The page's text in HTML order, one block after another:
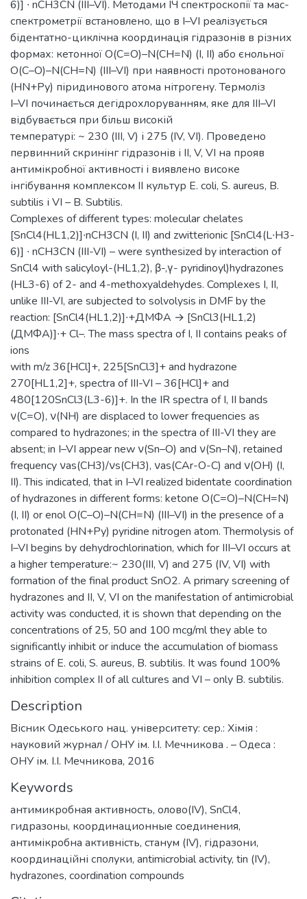
6)] ∙ nCH3CN (III–VI). Методами ІЧ спектроскопії та мас-
спектрометрії встановлено, що в I–VI реалізується
бідентатно-циклічна координація гідразонів в різних
формах: кетонної О(С=О)–N(CH=N) (I, II) або єнольної
О(С–О)–N(CH=N) (III–VI) при наявності протонованого
(HN+Ру) піридинового атома нітрогену. Термоліз
I–VI починається дегідрохлоруванням, яке для III–VI
відбувається при більш високій
температурі: ~ 230 (III, V) і 275 (IV, VI). Проведено
первинний скринінг гідразонів і II, V, VI на прояв
антимікробної активності і виявлено високе
інгібування комплексом II культур E. coli, S. аureus, B.
subtilis і VI – B. Subtilis.
Complexes of different types: molecular chelates
[SnCl4(HL1,2)]∙nCH3CN (I, II) and zwitterionic [SnCl4(L∙H3-
6)] ∙ nCH3CN (III-VI) – were synthesized by interaction of
SnCl4 with salicyloyl-(HL1,2), β-,γ- pyridinoyl)hydrazones
(НL3-6) of 2- and 4-methoxyaldehydes. Complexes I, II,
unlike III-VI, are subjected to solvolysis in DMF by the
reaction: [SnCl4(HL1,2)]∙+ДМФА → [SnCl3(HL1,2)
(ДМФА)]∙+ Cl–. The mass spectra of I, II contains peaks of
ions
with m/z 36[HCl]+, 225[SnCl3]+ and hydrazone
270[HL1,2]+, spectra of III-VI – 36[HCl]+ and
480[120SnCl3(L3-6)]+. In the IR spectra of I, II bands
ν(C=O), ν(NH) are displaced to lower frequencies as
compared to hydrazones; in the spectra of III-VI they are
absent; in I–VI appear new ν(Sn–О) and ν(Sn–N), retained
frequency νas(СН3)/νs(СН3), νas(CAr-O-C) and ν(ОH) (I,
II). This indicated, that in I–VI realized bidentate coordination
of hydrazones in different forms: ketone О(С=О)–N(CH=N)
(I, II) or enol О(С–О)–N(CH=N) (III–VI) in the presence of a
protonated (HN+Ру) pyridine nitrogen atom. Thermolysis of
I–VI begins by dehydrochlorination, which for III–VI occurs at
a higher temperature:~ 230(III, V) and 275 (IV, VI) with
formation of the final product SnO2. A primary screening of
hydrazones and II, V, VI on the manifestation of antimicrobial
activity was conducted, it is shown that depending on the
concentrations of 25, 50 and 100 mcg/ml they able to
significantly inhibit or induce the accumulation of biomass
strains of E. coli, S. аureus, B. subtilis. It was found 100%
inhibition complex II of all cultures and VI – only B. subtilis.
Description
Вісник Одеського нац. університету: сер.: Хімія :
науковий журнал / ОНУ ім. І.І. Мечникова . – Одеса :
ОНУ ім. І.І. Мечникова, 2016
Keywords
антимикробная активность, олово(IV), SnCl4,
гидразоны, координационные соединения,
антимікробна активність, станум (IV), гідразони,
координаційні сполуки, antimicrobial activity, tin (IV),
hydrazones, coordination compounds